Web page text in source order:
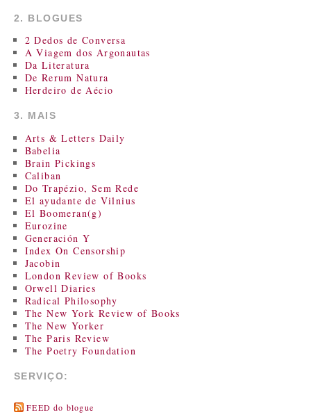
2. BLOGUES
2 Dedos de Conversa
A Viagem dos Argonautas
Da Literatura
De Rerum Natura
Herdeiro de Aécio
3. MAIS
Arts & Letters Daily
Babelia
Brain Pickings
Caliban
Do Trapézio, Sem Rede
El ayudante de Vilnius
El Boomeran(g)
Eurozine
Generación Y
Index On Censorship
Jacobin
London Review of Books
Orwell Diaries
Radical Philosophy
The New York Review of Books
The New Yorker
The Paris Review
The Poetry Foundation
SERVIÇO:
FEED do blogue